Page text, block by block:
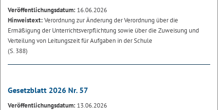
Veröffentlichungsdatum: 16.06.2026
Hinweistext:Verordnung zur Änderung der Verordnung über die
Ermäßigung der Unterrichtsverpflichtung sowie über die Zuweisung und
Verteilung von Leitungszeit für Aufgaben in der Schule
(S. 388)
Gesetzblatt 2026 Nr. 57
Veröffentlichungsdatum: 13.06.2026